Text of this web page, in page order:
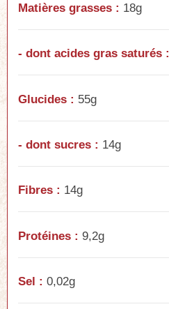
Matières grasses : 18g
- dont acides gras saturés :
Glucides : 55g
- dont sucres : 14g
Fibres : 14g
Protéines : 9,2g
Sel : 0,02g